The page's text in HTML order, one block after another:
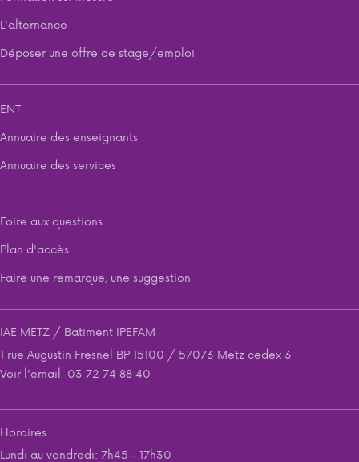
L'alternance
Déposer une offre de stage/emploi
ENT
Annuaire des enseignants
Annuaire des services
Foire aux questions
Plan d'accès
Faire une remarque, une suggestion
IAE METZ / Batiment IPEFAM
1 rue Augustin Fresnel BP 15100 / 57073 Metz cedex 3
Voir l'email 03 72 74 88 40
Horaires
Lundi au vendredi: 7h45 - 17h30